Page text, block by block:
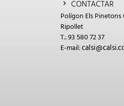
CONTACTAR
Polígon Els Pinetons
Ripollet
T.: 93 580 72 37
E-mail: